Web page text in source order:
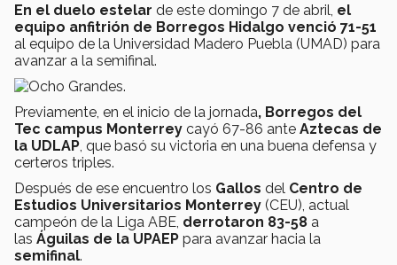
En el duelo estelar de este domingo 7 de abril, el
equipo anfitrión de Borregos Hidalgo venció 71-51
al equipo de la Universidad Madero Puebla (UMAD) para
avanzar a la semifinal.
Previamente, en el inicio de la jornada, Borregos del
Tec campus Monterrey cayó 67-86 ante Aztecas de
la UDLAP , que basó su victoria en una buena defensa y
certeros triples.
Después de ese encuentro los Gallos del Centro de
Estudios Universitarios Monterrey (CEU), actual
campeón de la Liga ABE, derrotaron 83-58 a
las Águilas de la UPAEP para avanzar hacia la
semifinal.